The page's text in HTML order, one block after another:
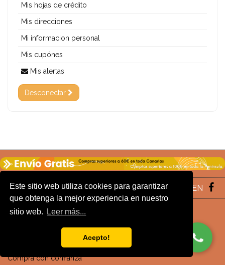
Este sitio web utiliza cookies para garantizar
que obtenga la mejor experiencia en nuestro
sitio web.
Leer más...
Acepto!
Mis hojas de crédito
Mis direcciones
Mi informacion personal
Mis cupónes
Mis alertas
Desconectar
SIGUENOS EN
INFORMACIÓN
Compra con confianza